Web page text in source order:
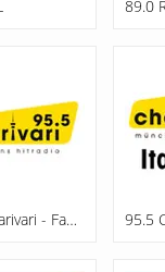
95.5 Charivari - Family